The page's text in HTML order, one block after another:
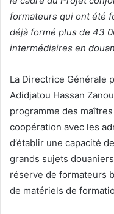
formateurs qui ont été
déjà formé plus de 43
intermédiaires en
La Directrice Générale
Adidjatou Hassan
programme des
coopération avec les
d’établir une capacité
grands sujets
réserve de formateurs
de matériels de